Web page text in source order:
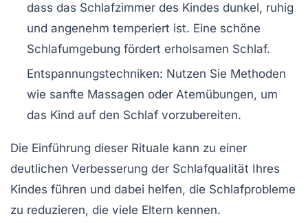
dass das Schlafzimmer des Kindes dunkel, ruhig
und angenehm temperiert ist. Eine schöne
Schlafumgebung fördert erholsamen Schlaf.
Entspannungstechniken: Nutzen Sie Methoden
wie sanfte Massagen oder Atemübungen, um
das Kind auf den Schlaf vorzubereiten.
Die Einführung dieser Rituale kann zu einer
deutlichen Verbesserung der Schlafqualität Ihres
Kindes führen und dabei helfen, die Schlafprobleme
zu reduzieren, die viele Eltern kennen.